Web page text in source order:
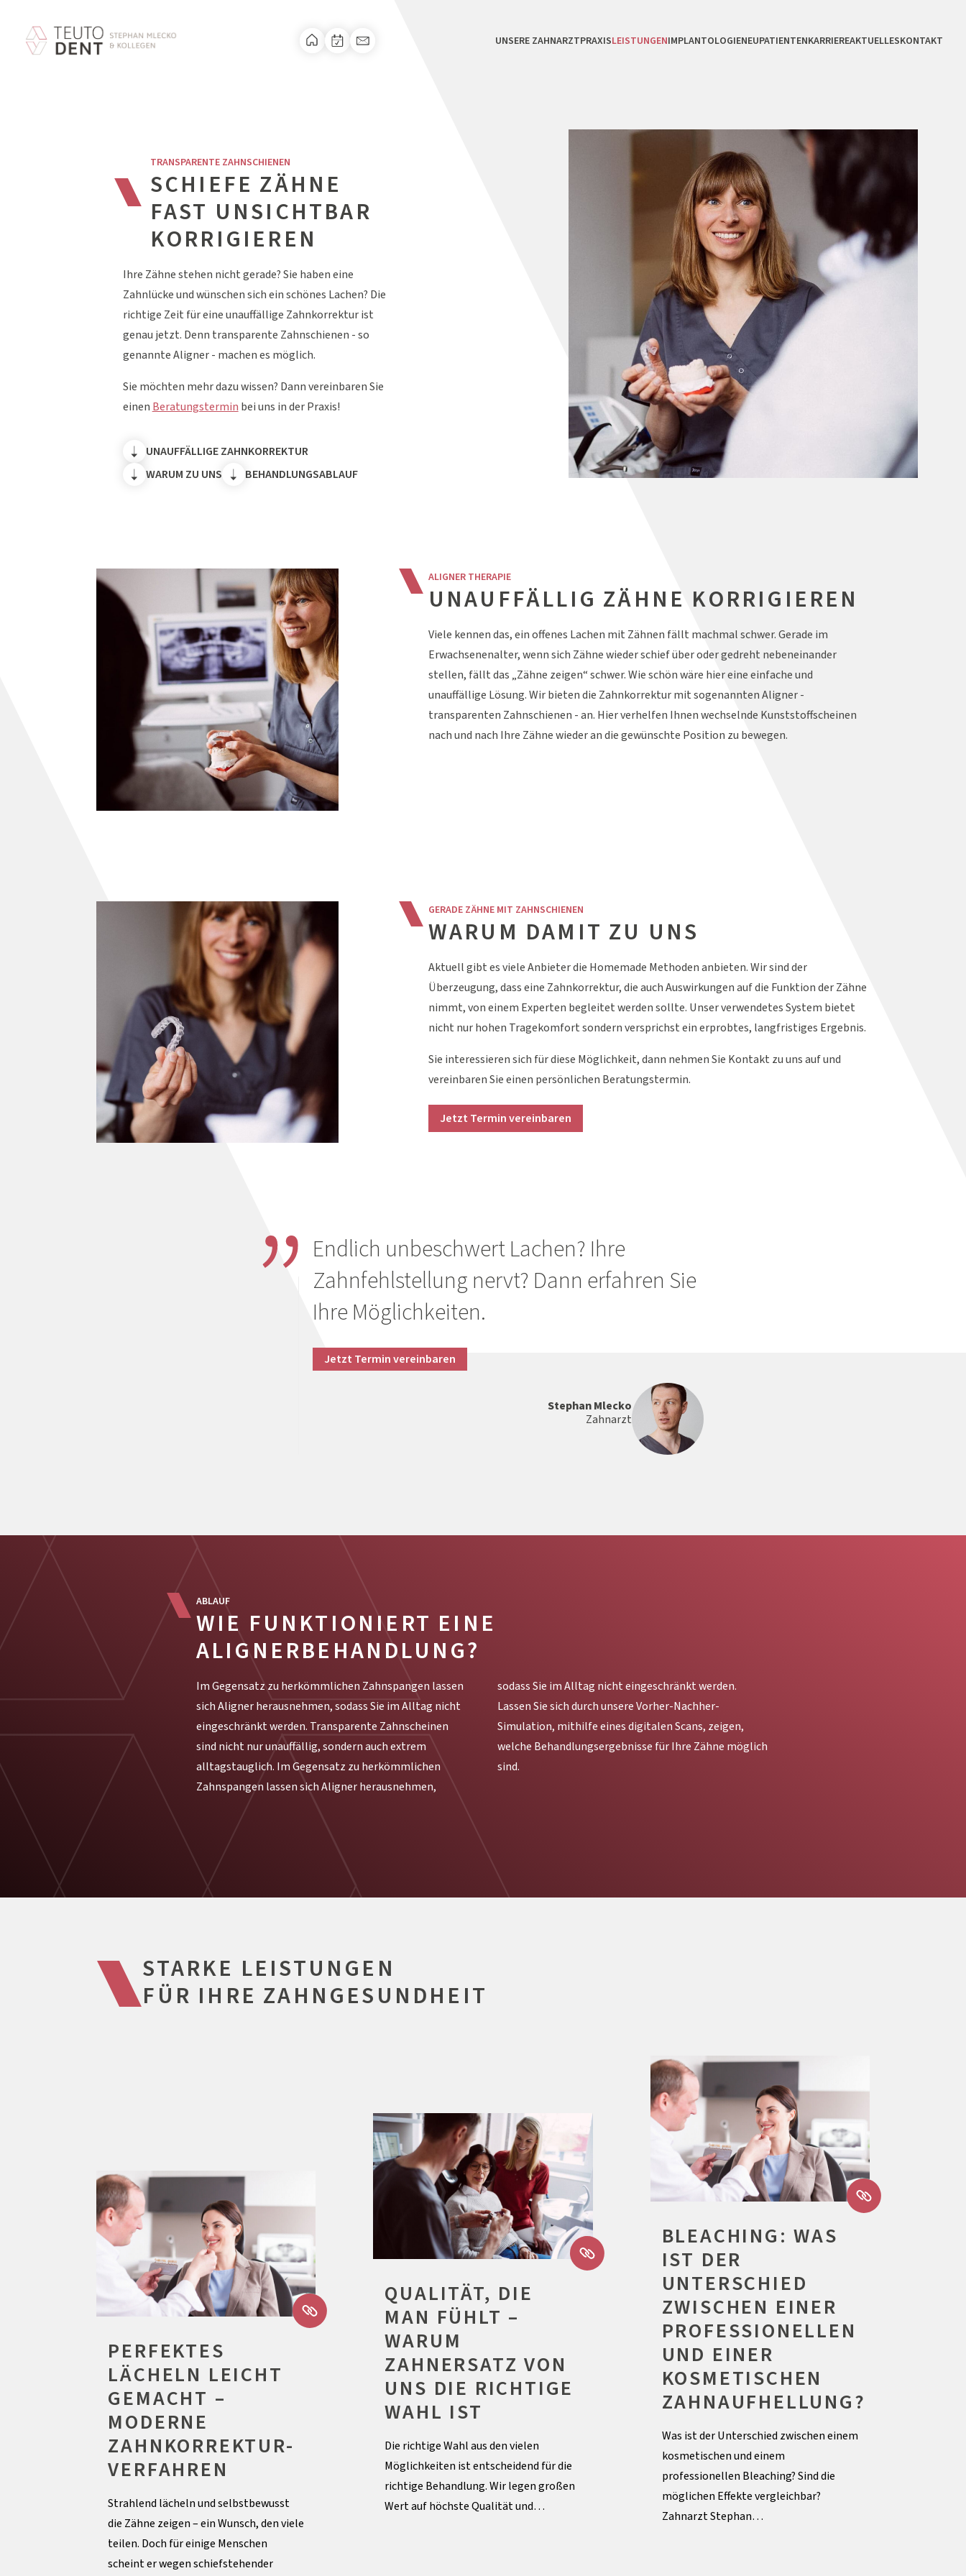
UNSERE ZAHNARZTPRAXISLEISTUNGENIMPLANTOLOGIENEUPATIENTENKARRIEREAKTUELLESKONTAKT
TRANSPARENTE ZAHNSCHIENEN
SCHIEFE ZÄHNE
FAST UNSICHTBAR
KORRIGIEREN
Ihre Zähne stehen nicht gerade? Sie haben eine
Zahnlücke und wünschen sich ein schönes Lachen? Die
richtige Zeit für eine unauffällige Zahnkorrektur ist
genau jetzt. Denn transparente Zahnschienen - so
genannte Aligner - machen es möglich.
Sie möchten mehr dazu wissen? Dann vereinbaren Sie
einenBeratungsterminbei uns in der Praxis!
UNAUFFÄLLIGE ZAHNKORREKTUR
WARUM ZU UNS
BEHANDLUNGSABLAUF
ALIGNER THERAPIE
UNAUFFÄLLIG ZÄHNE KORRIGIEREN
Viele kennen das, ein offenes Lachen mit Zähnen fällt machmal schwer. Gerade im
Erwachsenenalter, wenn sich Zähne wieder schief über oder gedreht nebeneinander
stellen, fällt das „Zähne zeigen“ schwer. Wie schön wäre hier eine einfache und
unauffällige Lösung. Wir bieten die Zahnkorrektur mit sogenannten Aligner -
transparenten Zahnschienen - an. Hier verhelfen Ihnen wechselnde Kunststoffscheinen
nach und nach Ihre Zähne wieder an die gewünschte Position zu bewegen.
GERADE ZÄHNE MIT ZAHNSCHIENEN
WARUM DAMIT ZU UNS
Aktuell gibt es viele Anbieter die Homemade Methoden anbieten. Wir sind der
Überzeugung, dass eine Zahnkorrektur, die auch Auswirkungen auf die Funktion der Zähne
nimmt, von einem Experten begleitet werden sollte. Unser verwendetes System bietet
nicht nur hohen Tragekomfort sondern versprichst ein erprobtes, langfristiges Ergebnis.
Sie interessieren sich für diese Möglichkeit, dann nehmen Sie Kontakt zu uns auf und
vereinbaren Sie einen persönlichen Beratungstermin.
Jetzt Termin vereinbaren
Endlich unbeschwert Lachen? Ihre
Zahnfehlstellung nervt? Dann erfahren Sie
Ihre Möglichkeiten.
Jetzt Termin vereinbaren
Stephan Mlecko
Zahnarzt
ABLAUF
WIE FUNKTIONIERT EINE
ALIGNERBEHANDLUNG?
Im Gegensatz zu herkömmlichen Zahnspangen lassen
sich Aligner herausnehmen, sodass Sie im Alltag nicht
eingeschränkt werden. Transparente Zahnscheinen
sind nicht nur unauffällig, sondern auch extrem
alltagstauglich. Im Gegensatz zu herkömmlichen
Zahnspangen lassen sich Aligner herausnehmen,
sodass Sie im Alltag nicht eingeschränkt werden.
Lassen Sie sich durch unsere Vorher-Nachher-
Simulation, mithilfe eines digitalen Scans, zeigen,
welche Behandlungsergebnisse für Ihre Zähne möglich
sind.
STARKE LEISTUNGEN
FÜR IHRE ZAHNGESUNDHEIT
PERFEKTES
LÄCHELN LEICHT
GEMACHT –
MODERNE
ZAHNKORREKTUR-
VERFAHREN
Strahlend lächeln und selbstbewusst
die Zähne zeigen – ein Wunsch, den viele
teilen. Doch für einige Menschen
scheint er wegen schiefstehender
QUALITÄT, DIE
MAN FÜHLT –
WARUM
ZAHNERSATZ VON
UNS DIE RICHTIGE
WAHL IST
Die richtige Wahl aus den vielen
Möglichkeiten ist entscheidend für die
richtige Behandlung. Wir legen großen
Wert auf höchste Qualität und…
BLEACHING: WAS
IST DER
UNTERSCHIED
ZWISCHEN EINER
PROFESSIONELLEN
UND EINER
KOSMETISCHEN
ZAHNAUFHELLUNG?
Was ist der Unterschied zwischen einem
kosmetischen und einem
professionellen Bleaching? Sind die
möglichen Effekte vergleichbar?
Zahnarzt Stephan…